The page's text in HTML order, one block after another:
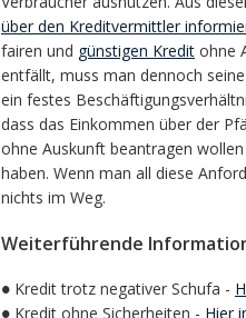
über den Kreditvermittler
fairen und günstigen Kredit ohne
entfällt, muss man dennoch
ein festes
dass das Einkommen über der
ohne Auskunft beantragen
haben. Wenn man all diese
nichts im Weg.
Weiterführende
● Kredit trotz negativer Schufa -
● Kredit ohne Sicherheiten - Hier